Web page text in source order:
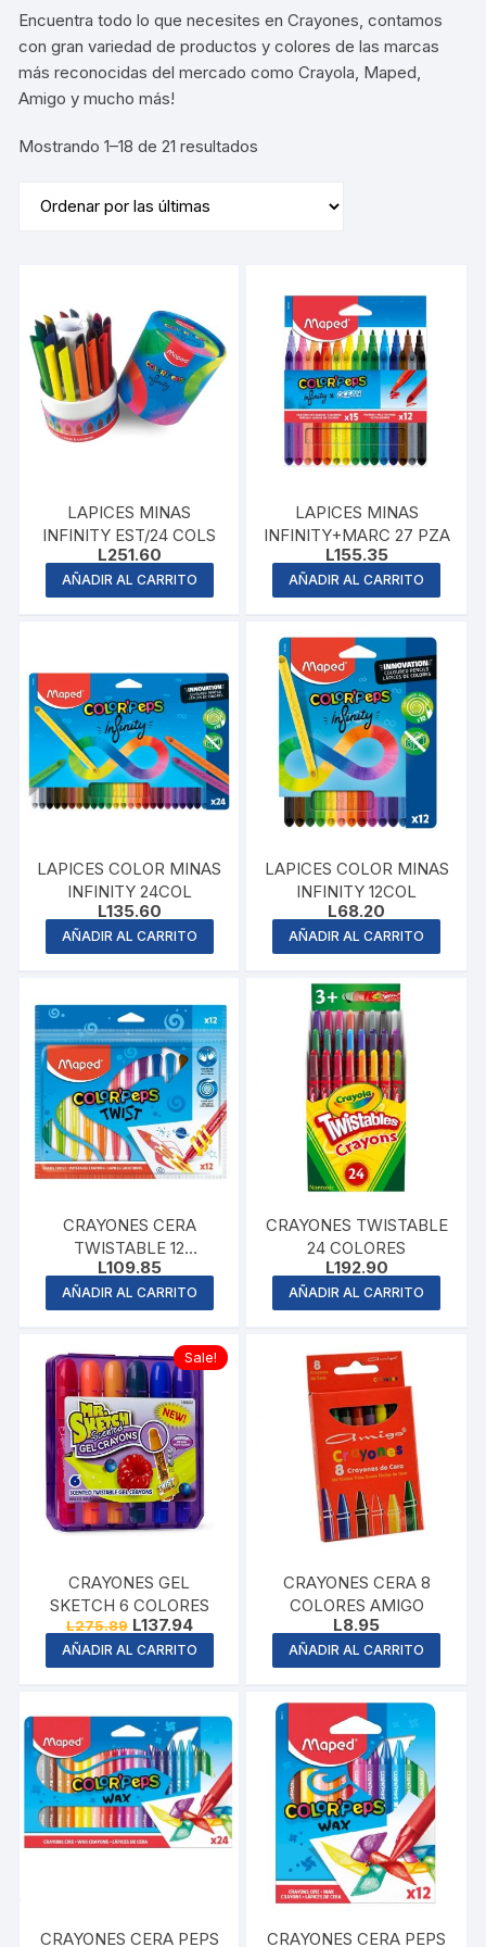
Encuentra todo lo que necesites en Crayones, contamos
con gran variedad de productos y colores de las marcas
más reconocidas del mercado como Crayola, Maped,
Amigo y mucho más!
Mostrando 1–18 de 21 resultados
LAPICES MINAS
INFINITY EST/24 COLS
L251.60
AÑADIR AL CARRITO
LAPICES MINAS
INFINITY+MARC 27 PZA
L155.35
AÑADIR AL CARRITO
LAPICES COLOR MINAS
INFINITY 24COL
L135.60
AÑADIR AL CARRITO
LAPICES COLOR MINAS
INFINITY 12COL
L68.20
AÑADIR AL CARRITO
CRAYONES CERA
TWISTABLE 12
COLORES
L109.85
AÑADIR AL CARRITO
CRAYONES TWISTABLE
24 COLORES
L192.90
AÑADIR AL CARRITO
Sale!
CRAYONES GEL
SKETCH 6 COLORES
L275.89 Original
price
was:
L275.89.
L137.94Current
price
is:
L137.94.
AÑADIR AL CARRITO
CRAYONES CERA 8
COLORES AMIGO
L8.95
AÑADIR AL CARRITO
CRAYONES CERA PEPS CRAYONES CERA PEPS